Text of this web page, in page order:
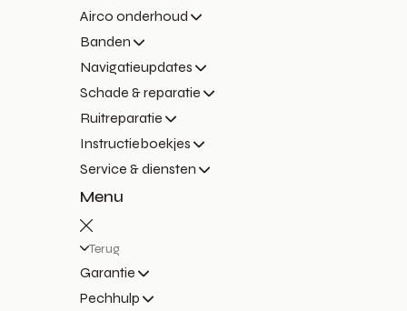
Airco onderhoud
Banden
Navigatieupdates
Schade & reparatie
Ruitreparatie
Instructieboekjes
Service & diensten
Menu
Terug
Garantie
Pechhulp